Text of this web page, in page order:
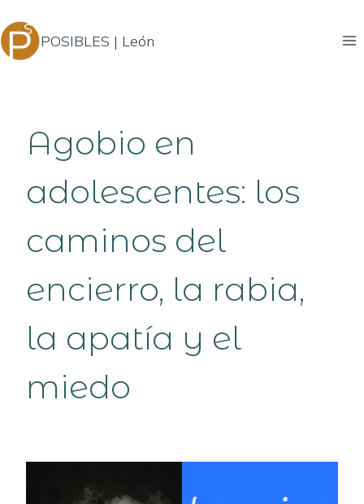
al
contenido
POSIBLES | León
Agobio en
adolescentes: los
caminos del
encierro, la rabia,
la apatía y el
miedo